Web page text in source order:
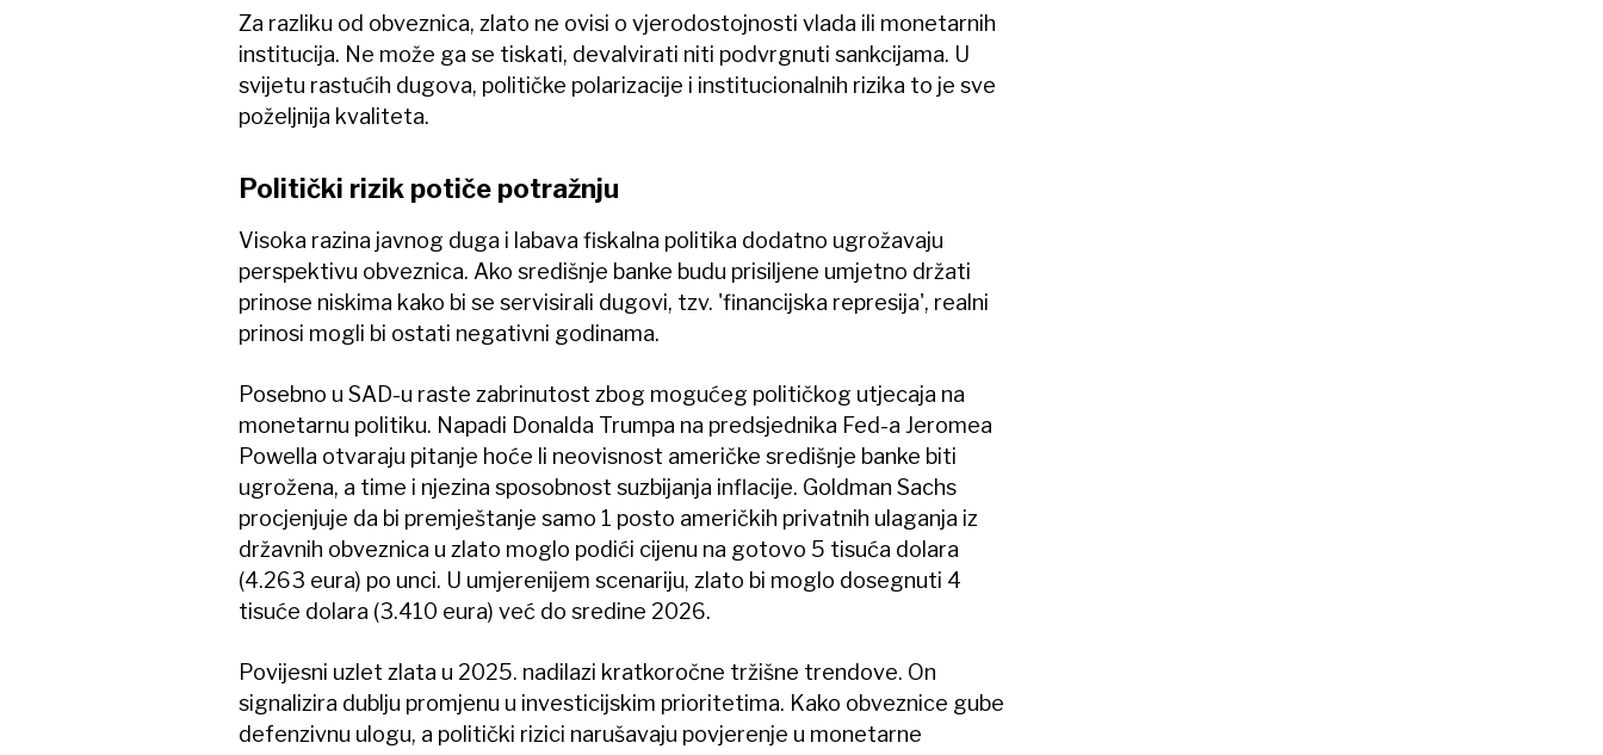
Za razliku od obveznica, zlato ne ovisi o vjerodostojnosti vlada ili monetarnih
institucija. Ne može ga se tiskati, devalvirati niti podvrgnuti sankcijama. U
svijetu rastućih dugova, političke polarizacije i institucionalnih rizika to je sve
poželjnija kvaliteta.
Politički rizik potiče potražnju
Visoka razina javnog duga i labava fiskalna politika dodatno ugrožavaju
perspektivu obveznica. Ako središnje banke budu prisiljene umjetno držati
prinose niskima kako bi se servisirali dugovi, tzv. 'financijska represija', realni
prinosi mogli bi ostati negativni godinama.
Posebno u SAD-u raste zabrinutost zbog mogućeg političkog utjecaja na
monetarnu politiku. Napadi Donalda Trumpa na predsjednika Fed-a Jeromea
Powella otvaraju pitanje hoće li neovisnost američke središnje banke biti
ugrožena, a time i njezina sposobnost suzbijanja inflacije. Goldman Sachs
procjenjuje da bi premještanje samo 1 posto američkih privatnih ulaganja iz
državnih obveznica u zlato moglo podići cijenu na gotovo 5 tisuća dolara
(4.263 eura) po unci. U umjerenijem scenariju, zlato bi moglo dosegnuti 4
tisuće dolara (3.410 eura) već do sredine 2026.
Povijesni uzlet zlata u 2025. nadilazi kratkoročne tržišne trendove. On
signalizira dublju promjenu u investicijskim prioritetima. Kako obveznice gube
defenzivnu ulogu, a politički rizici narušavaju povjerenje u monetarne